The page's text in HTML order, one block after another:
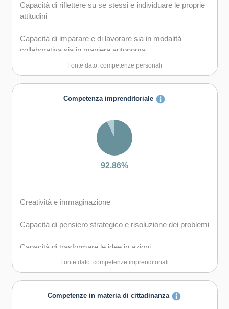
Capacità di riflettere su se stessi e individuare le proprie
attitudini
Capacità di imparare e di lavorare sia in modalità
collaborativa sia in maniera autonoma
Capacità di comunicare costruttivamente in ambienti
Capacità di creare fiducia e provare empatia
Capacità di esprimere e comprendere punti di vista
Capacità di concentrarsi, di riflettere criticamente e di
Capacità di gestire l'incertezza, la complessità e lo
Fonte dato: competenze personali
Competenza imprenditoriale
92.86%
Creatività e immaginazione
Capacità di pensiero strategico e risoluzione dei problemi
Capacità di trasformare le idee in azioni
Capacità di assumere l'iniziativa
Fonte dato: competenze imprenditoriali
Competenze in materia di cittadinanza